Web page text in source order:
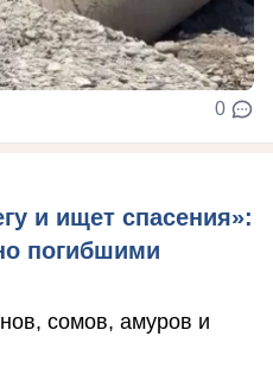
0
и ищет спасения»:
погибшими
сомов, амуров и